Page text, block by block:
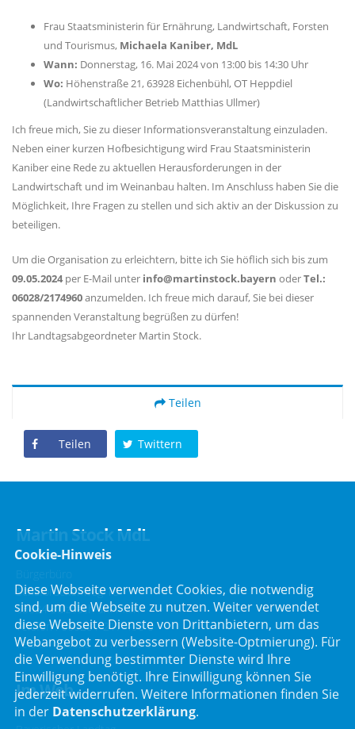
Frau Staatsministerin für Ernährung, Landwirtschaft, Forsten
und Tourismus, Michaela Kaniber, MdL
Wann: Donnerstag, 16. Mai 2024 von 13:00 bis 14:30 Uhr
Wo: Höhenstraße 21, 63928 Eichenbühl, OT Heppdiel
(Landwirtschaftlicher Betrieb Matthias Ullmer)
Ich freue mich, Sie zu dieser Informationsveranstaltung einzuladen.
Neben einer kurzen Hofbesichtigung wird Frau Staatsministerin
Kaniber eine Rede zu aktuellen Herausforderungen in der
Landwirtschaft und im Weinanbau halten. Im Anschluss haben Sie die
Möglichkeit, Ihre Fragen zu stellen und sich aktiv an der Diskussion zu
beteiligen.
Um die Organisation zu erleichtern, bitte ich Sie höflich sich bis zum
09.05.2024per E-Mail unter info@martinstock.bayern oderTel.:
06028/2174960anzumelden. Ich freue mich darauf, Sie bei dieser
spannenden Veranstaltung begrüßen zu dürfen!
Ihr Landtagsabgeordneter Martin Stock.
Teilen
Teilen Twittern
Martin Stock MdL
Bürgerbüro
Schafbrückenweg 10
63834 Sulzbach am Main
Telefon :06028 / 217 496 0
Telefax : 06028 / 217 496 9
Im Web
Cookie-Hinweis
Diese Webseite verwendet Cookies, die notwendig
sind, um die Webseite zu nutzen. Weiter verwendet
diese Webseite Dienste von Drittanbietern, um das
Webangebot zu verbessern (Website-Optmierung). Für
die Verwendung bestimmter Dienste wird Ihre
Einwilligung benötigt. Ihre Einwilligung können Sie
jederzeit widerrufen. Weitere Informationen finden Sie
in der Datenschutzerklärung.